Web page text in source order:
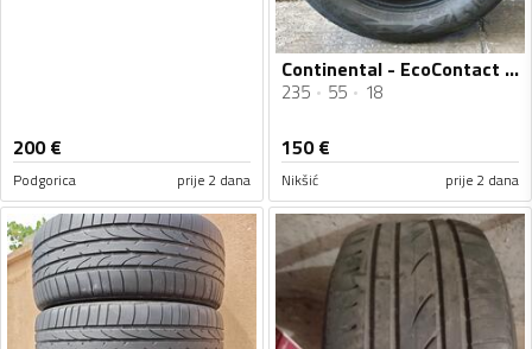
200€
Podgorica prije 2 dana
Continental - EcoContact - Ljetnja guma
235 55 18
150€
Nikšić prije 2 dana